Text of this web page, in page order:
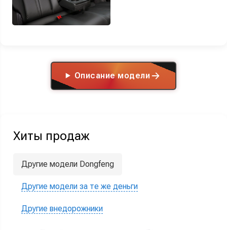
Описание модели
Хиты продаж
Другие модели Dongfeng
Другие модели за те же деньги
Другие внедорожники